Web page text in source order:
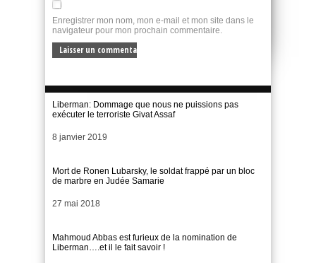
Enregistrer mon nom, mon e-mail et mon site dans le
navigateur pour mon prochain commentaire.
Liberman: Dommage que nous ne puissions pas
exécuter le terroriste Givat Assaf
Date
8 janvier 2019
Mort de Ronen Lubarsky, le soldat frappé par un bloc
de marbre en Judée Samarie
Date
27 mai 2018
Mahmoud Abbas est furieux de la nomination de
Liberman….et il le fait savoir !